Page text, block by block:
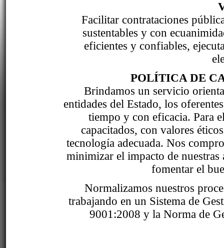
Facilitar contrataciones
sustentables y con
eficientes y confiables,
POLÍTICA DE
Brindamos un servicio
entidades del Estado, los
tiempo y con eficacia. Para
capacitados, con valores
tecnología adecuada. Nos
minimizar el impacto de
fomentar el
Normalizamos nuestros
trabajando en un Sistema de
9001:2008 y la Norma de